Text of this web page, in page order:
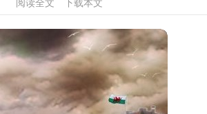
阅读全文 下载本文